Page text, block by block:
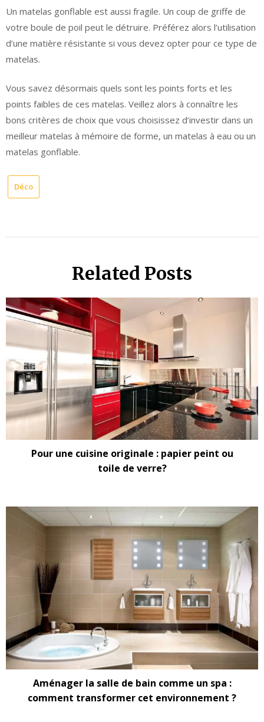
Un matelas gonflable est aussi fragile. Un coup de griffe de
votre boule de poil peut le détruire. Préférez alors l’utilisation
d’une matière résistante si vous devez opter pour ce type de
matelas.
Vous savez désormais quels sont les points forts et les
points faibles de ces matelas. Veillez alors à connaître les
bons critères de choix que vous choisissez d’investir dans un
meilleur matelas à mémoire de forme, un matelas à eau ou un
matelas gonflable.
Déco
Related Posts
Pour une cuisine originale : papier peint ou
toile de verre?
Aménager la salle de bain comme un spa :
comment transformer cet environnement ?